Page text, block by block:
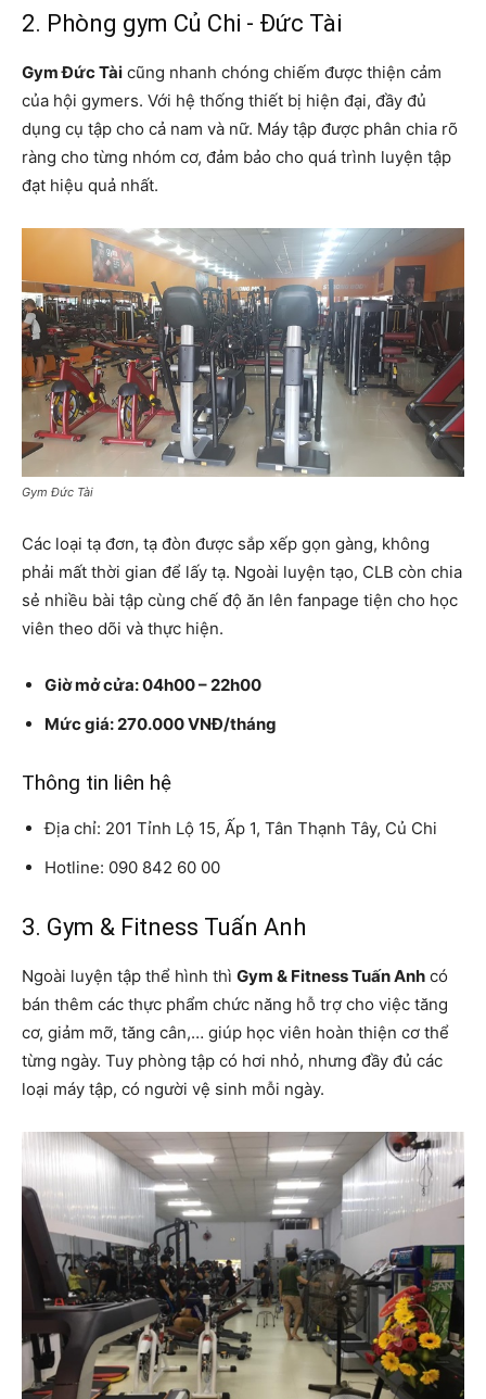
2. Phòng gym Củ Chi - Đức Tài
Gym Đức Tài cũng nhanh chóng chiếm được thiện cảm
của hội gymers. Với hệ thống thiết bị hiện đại, đầy đủ
dụng cụ tập cho cả nam và nữ. Máy tập được phân chia rõ
ràng cho từng nhóm cơ, đảm bảo cho quá trình luyện tập
đạt hiệu quả nhất.
Gym Đức Tài
Các loại tạ đơn, tạ đòn được sắp xếp gọn gàng, không
phải mất thời gian để lấy tạ. Ngoài luyện tạo, CLB còn chia
sẻ nhiều bài tập cùng chế độ ăn lên fanpage tiện cho học
viên theo dõi và thực hiện.
Giờ mở cửa: 04h00 – 22h00
Mức giá: 270.000 VNĐ/tháng
Thông tin liên hệ
Địa chỉ: 201 Tỉnh Lộ 15, Ấp 1, Tân Thạnh Tây, Củ Chi
Hotline: 090 842 60 00
3. Gym & Fitness Tuấn Anh
Ngoài luyện tập thể hình thì Gym & Fitness Tuấn Anh có
bán thêm các thực phẩm chức năng hỗ trợ cho việc tăng
cơ, giảm mỡ, tăng cân,… giúp học viên hoàn thiện cơ thể
từng ngày. Tuy phòng tập có hơi nhỏ, nhưng đầy đủ các
loại máy tập, có người vệ sinh mỗi ngày.